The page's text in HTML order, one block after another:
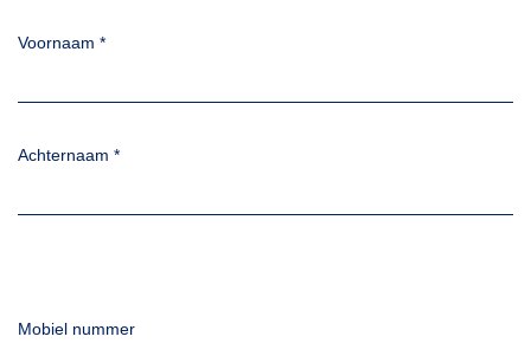
Voornaam *
Achternaam *
Mobiel nummer